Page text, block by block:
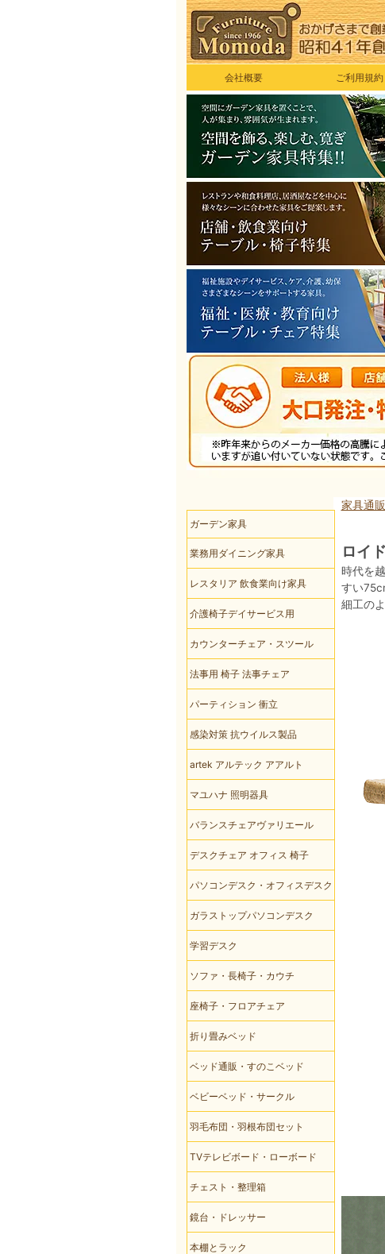
会社概要 ご利用規約
家具通
ロイ
時代を
すい
細工の
ガーデン家具
業務用ダイニング家具
レスタリア 飲食業向け家具
介護椅子デイサービス用
カウンターチェア・スツール
法事用 椅子 法事チェア
パーティション 衝立
感染対策 抗ウイルス製品
artek アルテック アアルト
マユハナ 照明器具
バランスチェアヴァリエール
デスクチェア オフィス 椅子
パソコンデスク・オフィスデスク
ガラストップパソコンデスク
学習デスク
ソファ・長椅子・カウチ
座椅子・フロアチェア
折り畳みベッド
ベッド通販・すのこベッド
ベビーベッド・サークル
羽毛布団・羽根布団セット
TVテレビボード・ローボード
チェスト・整理箱
鏡台・ドレッサー
本棚とラック